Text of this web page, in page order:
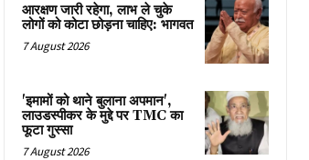
आरक्षण जारी रहेगा, लाभ ले चुके
लोगों को कोटा छोड़ना चाहिए: भागवत
7 August 2026
'इमामों को थाने बुलाना अपमान',
लाउडस्पीकर के मुद्दे पर TMC का
फूटा गुस्सा
7 August 2026